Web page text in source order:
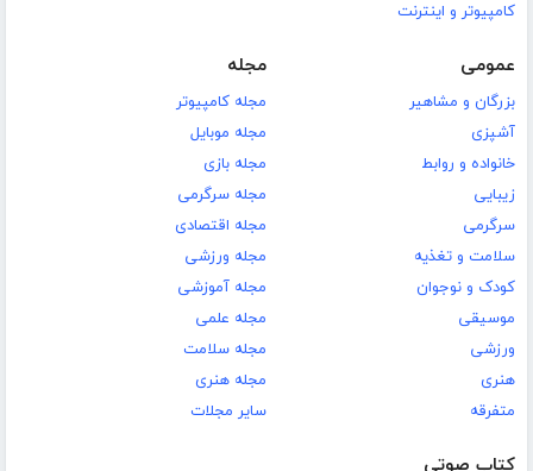
کامپیوتر و اینترنت
عمومی
بزرگان و مشاهیر
آشپزی
خانواده و روابط
زیبایی
سرگرمی
سلامت و تغذیه
کودک و نوجوان
موسیقی
ورزشی
هنری
متفرقه
مجله
مجله کامپیوتر
مجله موبایل
مجله بازی
مجله سرگرمی
مجله اقتصادی
مجله ورزشی
مجله آموزشی
مجله علمی
مجله سلامت
مجله هنری
سایر مجلات